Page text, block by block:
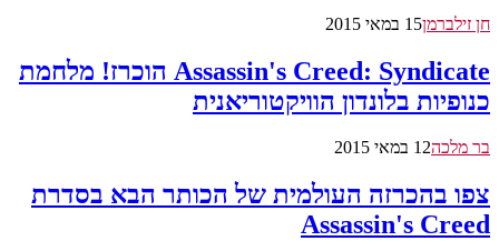
חן זילברמן15 במאי 2015
Assassin's Creed: Syndicate הוכרז! מלחמת
כנופיות בלונדון הוויקטוריאנית
בר מלכה12 במאי 2015
צפו בהכרזה העולמית של הכותר הבא בסדרת
Assassin's Creed